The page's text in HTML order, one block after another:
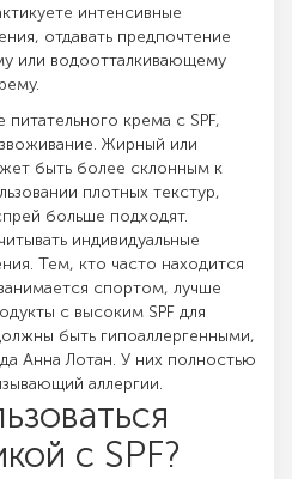
интенсивные
отдавать предпочтение
или водоотталкивающему
крема с SPF,
Жирный или
быть более склонным к
плотных текстур,
больше подходят.
индивидуальные
Тем, кто часто находится
спортом, лучше
с высоким SPF для
быть гипоаллергенными,
Анна Лотан. У них полностью
аллергии.
с SPF?